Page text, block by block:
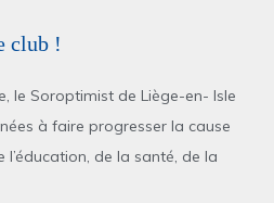
club !
le Soroptimist de Liège-en- Isle
à faire progresser la cause
de la santé, de la